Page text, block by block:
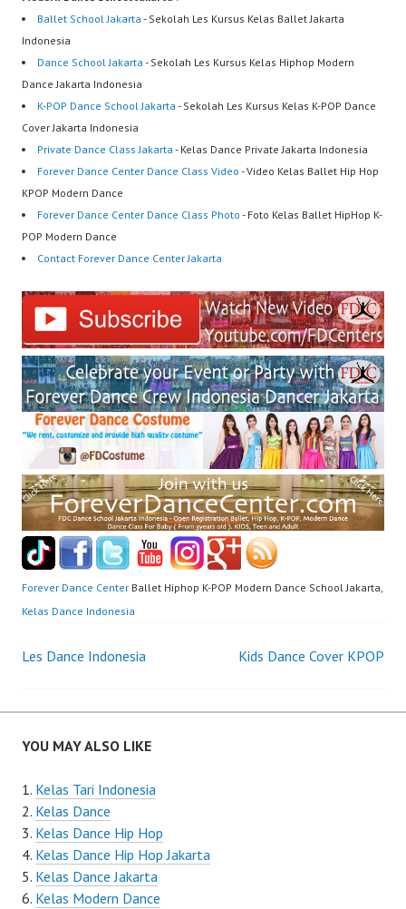
Ballet School Jakarta - Sekolah Les Kursus Kelas Ballet Jakarta
Indonesia
Dance School Jakarta - Sekolah Les Kursus Kelas Hiphop Modern
Dance Jakarta Indonesia
K-POP Dance School Jakarta - Sekolah Les Kursus Kelas K-POP Dance
Cover Jakarta Indonesia
Private Dance Class Jakarta - Kelas Dance Private Jakarta Indonesia
Forever Dance Center Dance Class Video - Video Kelas Ballet Hip Hop
KPOP Modern Dance
Forever Dance Center Dance Class Photo - Foto Kelas Ballet HipHop K-
POP Modern Dance
Contact Forever Dance Center Jakarta
Forever Dance Center Ballet Hiphop K-POP Modern Dance School Jakarta,
Kelas Dance Indonesia
Post
navigation
Les Dance Indonesia Kids Dance Cover KPOP
YOU MAY ALSO LIKE
Kelas Tari Indonesia
Kelas Dance
Kelas Dance Hip Hop
Kelas Dance Hip Hop Jakarta
Kelas Dance Jakarta
Kelas Modern Dance